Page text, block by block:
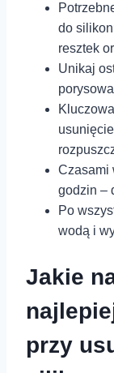
do
resztek
Unikaj
Czasami
⁢godzin ​–
Po
wodą i
Jakie
przy